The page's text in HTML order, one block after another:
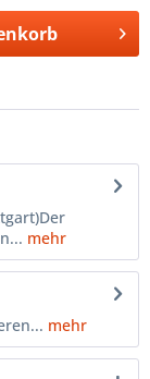
mehr
mehr